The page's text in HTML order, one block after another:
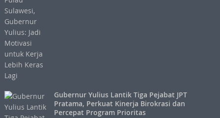
Gubernur Yulius Lantik Tiga Pejabat JPT
Pratama, Perkuat Kinerja Birokrasi dan
Percepat Program Prioritas